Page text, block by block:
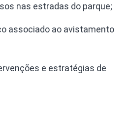
nas estradas do parque;
associado ao avistamento
e estratégias de